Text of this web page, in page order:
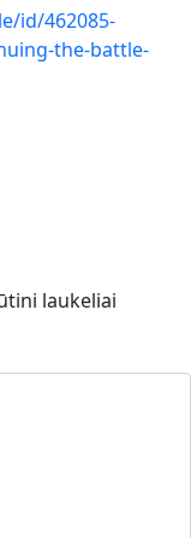
id/462085-
the-battle-
laukeliai